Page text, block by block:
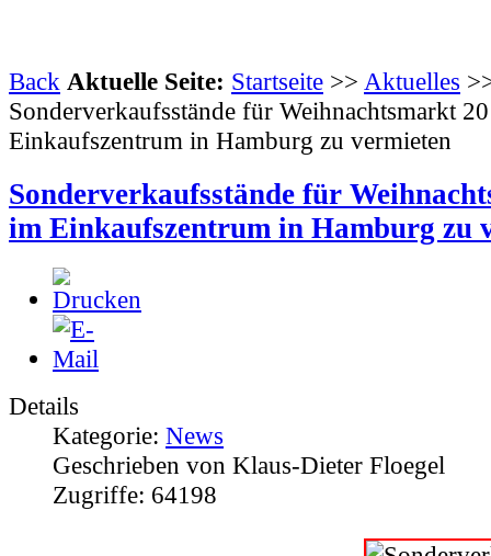
Back Aktuelle Seite: Startseite >> Aktuelles
Sonderverkaufsstände für Weihnachtsmarkt
Einkaufszentrum in Hamburg zu vermieten
Sonderverkaufsstände für
im Einkaufszentrum in Hamburg zu
Details
Kategorie: News
Geschrieben von Klaus-Dieter Floegel
Zugriffe: 64198